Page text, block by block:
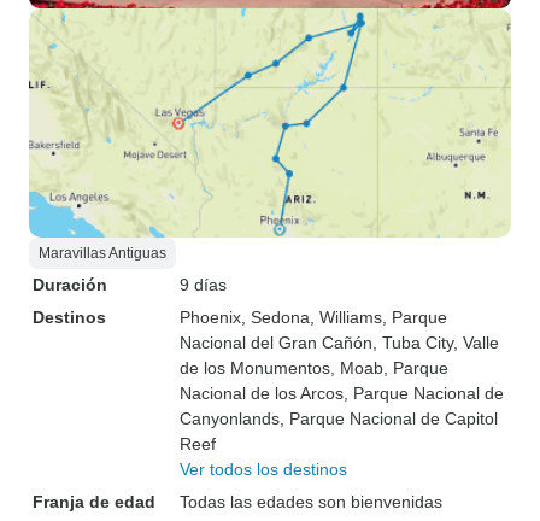
Maravillas Antiguas
Duración
9 días
Destinos
Phoenix , Sedona , Williams , Parque
Nacional del Gran Cañón , Tuba City, Valle
de los Monumentos , Moab , Parque
Nacional de los Arcos , Parque Nacional de
Canyonlands , Parque Nacional de Capitol
Reef
Ver todos los destinos
Franja de edad
Todas las edades son bienvenidas